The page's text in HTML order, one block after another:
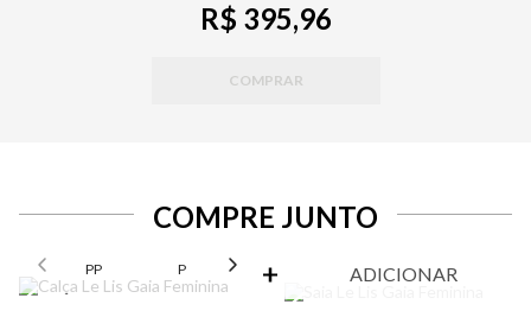
R$ 395,96
COMPRAR
COMPRE JUNTO
PP P M G GG
ADICIONAR